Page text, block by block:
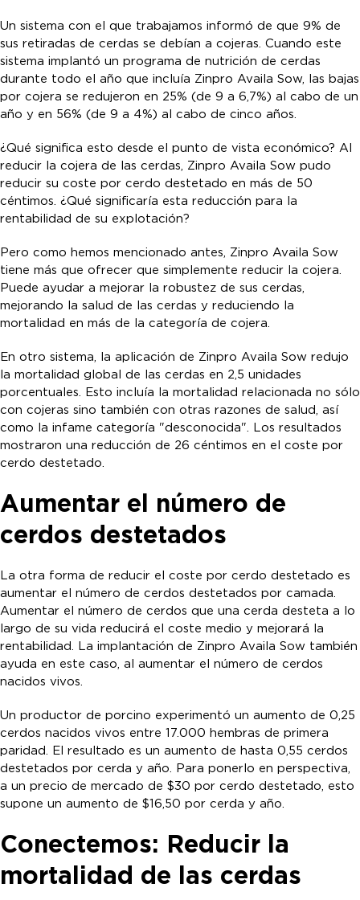
Un sistema con el que trabajamos informó de que 9% de
sus retiradas de cerdas se debían a cojeras. Cuando este
sistema implantó un programa de nutrición de cerdas
durante todo el año que incluía Zinpro Availa Sow, las bajas
por cojera se redujeron en 25% (de 9 a 6,7%) al cabo de un
año y en 56% (de 9 a 4%) al cabo de cinco años.
¿Qué significa esto desde el punto de vista económico? Al
reducir la cojera de las cerdas, Zinpro Availa Sow pudo
reducir su coste por cerdo destetado en más de 50
céntimos. ¿Qué significaría esta reducción para la
rentabilidad de su explotación?
Pero como hemos mencionado antes, Zinpro Availa Sow
tiene más que ofrecer que simplemente reducir la cojera.
Puede ayudar a mejorar la robustez de sus cerdas,
mejorando la salud de las cerdas y reduciendo la
mortalidad en más de la categoría de cojera.
En otro sistema, la aplicación de Zinpro Availa Sow redujo
la mortalidad global de las cerdas en 2,5 unidades
porcentuales. Esto incluía la mortalidad relacionada no sólo
con cojeras sino también con otras razones de salud, así
como la infame categoría "desconocida". Los resultados
mostraron una reducción de 26 céntimos en el coste por
cerdo destetado.
Aumentar el número de
cerdos destetados
La otra forma de reducir el coste por cerdo destetado es
aumentar el número de cerdos destetados por camada.
Aumentar el número de cerdos que una cerda desteta a lo
largo de su vida reducirá el coste medio y mejorará la
rentabilidad. La implantación de Zinpro Availa Sow también
ayuda en este caso, al aumentar el número de cerdos
nacidos vivos.
Un productor de porcino experimentó un aumento de 0,25
cerdos nacidos vivos entre 17.000 hembras de primera
paridad. El resultado es un aumento de hasta 0,55 cerdos
destetados por cerda y año. Para ponerlo en perspectiva,
a un precio de mercado de $30 por cerdo destetado, esto
supone un aumento de $16,50 por cerda y año.
Conectemos: Reducir la
mortalidad de las cerdas